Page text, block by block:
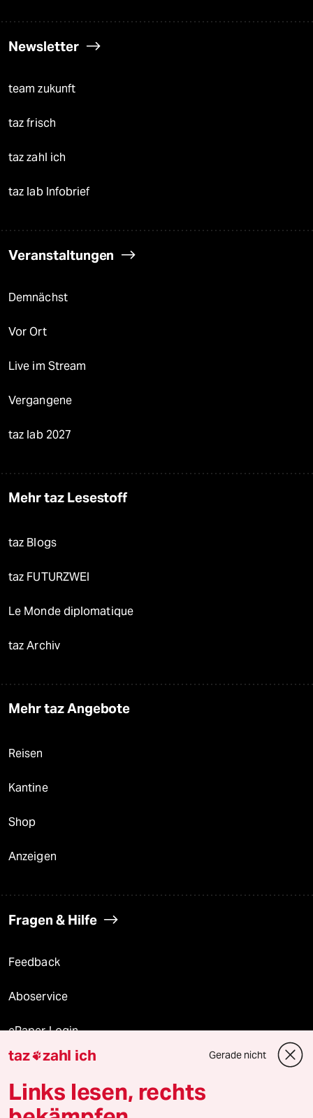
Newsletter
team zukunft
taz frisch
taz zahl ich
taz lab Infobrief
Veranstaltungen
Demnächst
Vor Ort
Live im Stream
Vergangene
taz lab 2027
Mehr taz Lesestoff
taz Blogs
taz FUTURZWEI
Le Monde diplomatique
taz Archiv
Mehr taz Angebote
Reisen
Kantine
Shop
Anzeigen
Fragen & Hilfe
Feedback
Aboservice
ePaper Login
Downloads für Abonnierende
taz zahl ich Gerade nicht
Links lesen, rechts